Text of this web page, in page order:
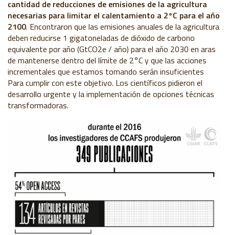
cantidad de reducciones de emisiones de la agricultura
necesarias para limitar el calentamiento a 2°C para el año
2100. Encontraron que las emisiones anuales de la agricultura
deben reducirse 1 gigatoneladas de dióxido de carbono
equivalente por año (GtCO2e / año) para el año 2030 en aras
de mantenerse dentro del límite de 2°C y que las acciones
incrementales que estamos tomando serán insuficientes
Para cumplir con este objetivo. Los científicos pidieron el
desarrollo urgente y la implementación de opciones técnicas
transformadoras.